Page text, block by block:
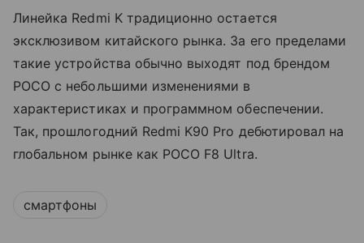
Линейка Redmi K традиционно остается
эксклюзивом китайского рынка. За его пределами
такие устройства обычно выходят под брендом
POCO с небольшими изменениями в
характеристиках и программном обеспечении.
Так, прошлогодний Redmi K90 Pro дебютировал на
глобальном рынке как POCO F8 Ultra.
смартфоны